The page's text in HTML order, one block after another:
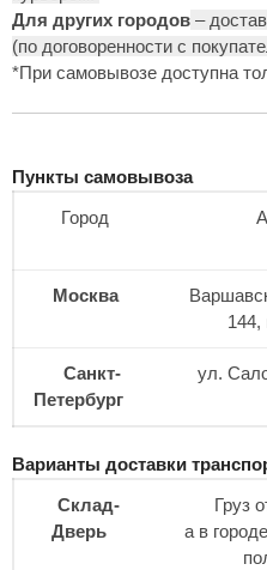
Для других городов –
(по договоренности с
*При самовывозе доступна
Пункты самовывоза
Город
Москва
144,
Санкт-
Петербург
ул.
Варианты доставки
Склад-
Дверь
Груз
а в